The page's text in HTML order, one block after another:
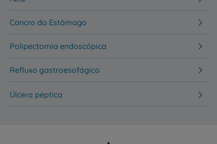
Cancro do Estômago
Polipectomia endoscópica
Refluxo gastroesofágico
Úlcera péptica